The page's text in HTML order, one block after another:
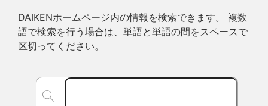
DAIKENホームページ内の情報を検索できます。 複数
語で検索を行う場合は、単語と単語の間をスペースで
区切ってください。